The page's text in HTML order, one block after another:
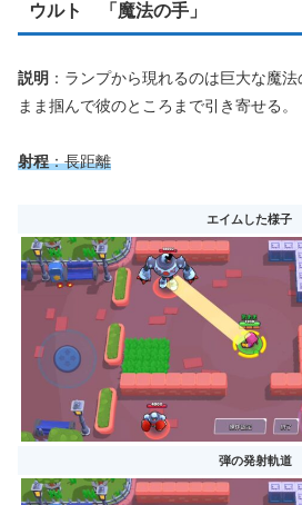
ウルト 「魔法の手」
説明 ：ランプから現れるのは巨大な魔
まま掴んで彼のところまで引き寄せる。
射程：長距離
エイムした様子
弾の発射軌道